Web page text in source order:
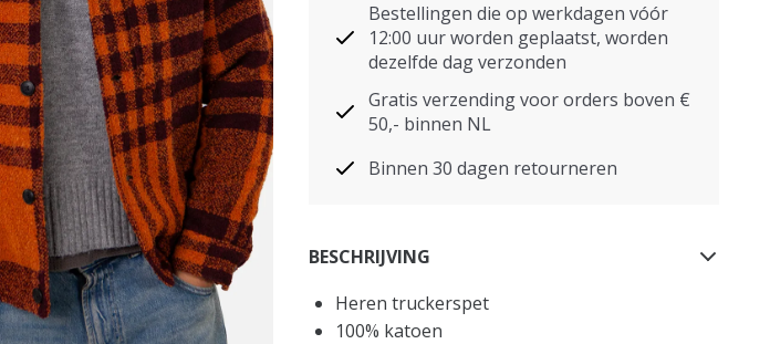
Bestellingen die op werkdagen vóór
12:00 uur worden geplaatst, worden
dezelfde dag verzonden
Gratis verzending voor orders boven €
50,- binnen NL
Binnen 30 dagen retourneren
BESCHRIJVING
Heren truckerspet
100% katoen